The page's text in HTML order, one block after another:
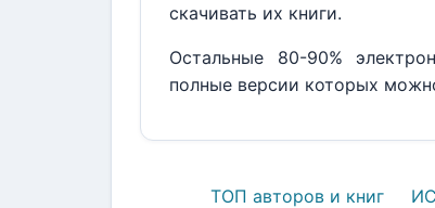
скачивать их книги.
Остальные 80-90%
полные версии которых
ТОП авторов и книг